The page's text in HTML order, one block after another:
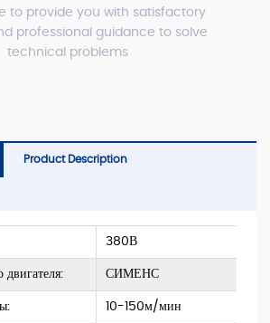
to provide you with satisfactory
professional guidance to solve
technical problems
Product Description
380В
двигателя: СИМЕНС
10-150м/мин